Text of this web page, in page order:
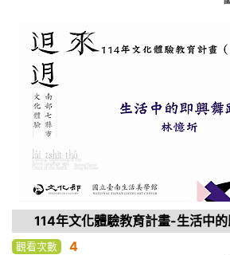
114年文化體驗教育計畫-生活中
觀看次數 4